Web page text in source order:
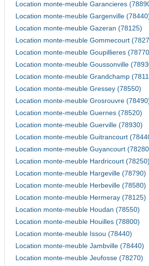
Location monte-meuble Garancieres
Location monte-meuble Gargenville
Location monte-meuble Gazeran (78125)
Location monte-meuble Gommecourt
Location monte-meuble Goupillieres
Location monte-meuble Goussonville
Location monte-meuble Grandchamp
Location monte-meuble Gressey (78550)
Location monte-meuble Grosrouvre
Location monte-meuble Guernes (78520)
Location monte-meuble Guerville (78930)
Location monte-meuble Guitrancourt
Location monte-meuble Guyancourt
Location monte-meuble Hardricourt (78250)
Location monte-meuble Hargeville (78790)
Location monte-meuble Herbeville (78580)
Location monte-meuble Hermeray (78125)
Location monte-meuble Houdan (78550)
Location monte-meuble Houilles (78800)
Location monte-meuble Issou (78440)
Location monte-meuble Jambville (78440)
Location monte-meuble Jeufosse (78270)